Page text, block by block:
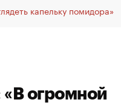
капельку помидора»
огромной